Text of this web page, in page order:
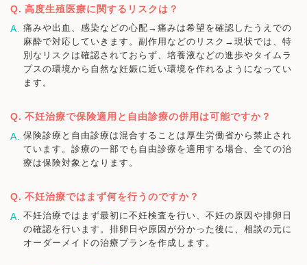
高度生殖医療に関するリスクは？
痛みや出血、感染などの心配→痛みは希望を確認したうえでの
麻酔で対応していきます。副作用などのリスク→現状では、特
別なリスクは確認されておらず、培養液などの進歩やタイムラ
プスの環境から自然な妊娠に近い環境を作れるようになってい
ます。
不妊治療で保険適用と自由診療の併用は可能ですか？
保険診療と自由診療は混合することは厚生労働省から禁止され
ています。診療の一部でも自由診療を適用する場合、全ての治
療は保険対象となります。
不妊治療ではまず何を行うのですか？
不妊治療ではまず最初に不妊検査を行い、不妊の原因や排卵日
の確認を行います。排卵日や原因が分かった後に、相談の元に
オーダーメイドの治療プランを作成します。